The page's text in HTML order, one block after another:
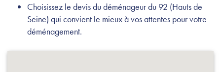
Choisissez le devis du déménageur du 92 (Hauts de
Seine) qui convient le mieux à vos attentes pour votre
déménagement.